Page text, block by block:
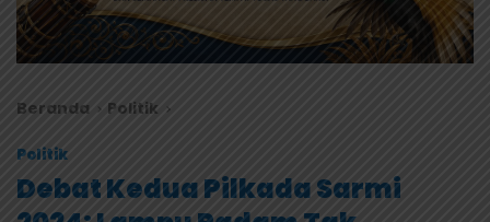
Beranda Politik
Politik
Debat Kedua Pilkada Sarmi